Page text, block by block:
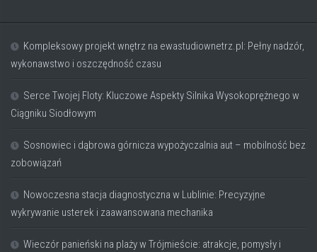
Kompleksowy projekt wnętrz na ewastudiownetrz.pl: Pełny nadzór,
wykonawstwo i oszczędność czasu
Serce Twojej Floty: Kluczowe Aspekty Silnika Wysokoprężnego w
Ciągniku Siodłowym
Sosnowiec i dąbrowa górnicza wypożyczalnia aut – mobilność bez
zobowiązań
Nowoczesna stacja diagnostyczna w Lublinie: Precyzyjne
wykrywanie usterek i zaawansowana mechanika
Wieczór panieński na plaży w Trójmieście: atrakcje, pomysły i